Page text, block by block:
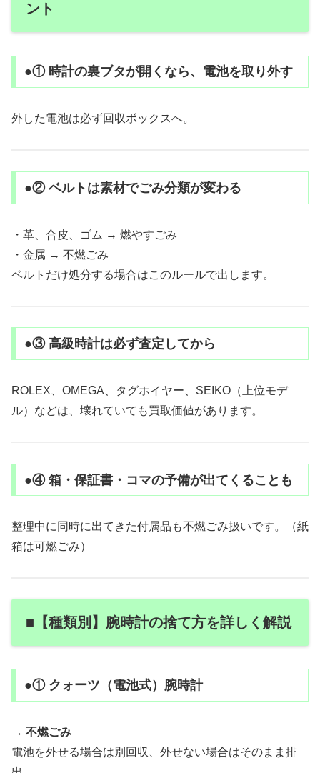
ント
●① 時計の裏ブタが開くなら、電池を取り外す
外した電池は必ず回収ボックスへ。
●② ベルトは素材でごみ分類が変わる
・革、合皮、ゴム → 燃やすごみ
・金属 → 不燃ごみ
ベルトだけ処分する場合はこのルールで出します。
●③ 高級時計は必ず査定してから
ROLEX、OMEGA、タグホイヤー、SEIKO（上位モデ
ル）などは、壊れていても買取価値があります。
●④ 箱・保証書・コマの予備が出てくることも
整理中に同時に出てきた付属品も不燃ごみ扱いです。（紙
箱は可燃ごみ）
■【種類別】腕時計の捨て方を詳しく解説
●① クォーツ（電池式）腕時計
→ 不燃ごみ
電池を外せる場合は別回収、外せない場合はそのまま排